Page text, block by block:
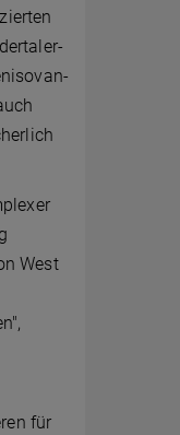
West
für